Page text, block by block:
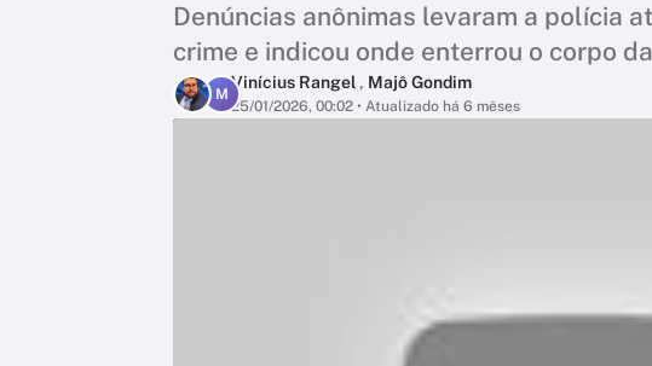
Denúncias anônimas levaram a polícia
crime e indicou onde enterrou o corpo
M
Vinícius Rangel, Majô Gondim
25/01/2026, 00:02 • Atualizado há 6 mêses